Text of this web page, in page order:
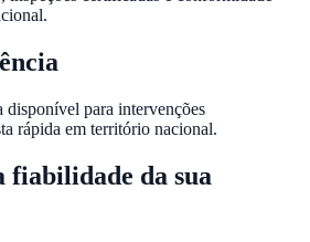
para intervenções
rápida em território nacional.
da sua